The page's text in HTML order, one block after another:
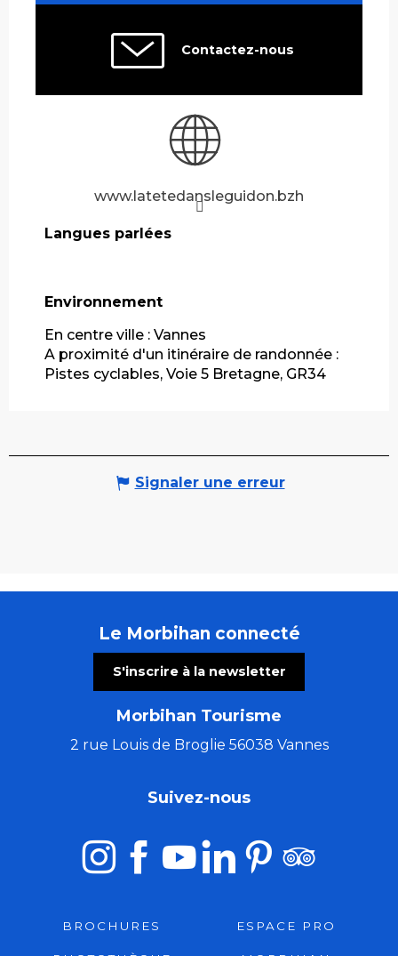
Contactez-nous
www.latetedansleguidon.bzh
Langues parlées
Langues parlées
Environnement
Environnement
En centre ville : Vannes
A proximité d'un itinéraire de randonnée :
Pistes cyclables, Voie 5 Bretagne, GR34
Signaler une erreur
Le Morbihan connecté
S'inscrire à la newsletter
Morbihan Tourisme
2 rue Louis de Broglie 56038 Vannes
Suivez-nous
BROCHURES ESPACE PRO